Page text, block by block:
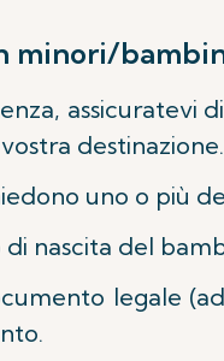
minori/
assicuratevi
destinazione.
uno o più
nascita del
legale